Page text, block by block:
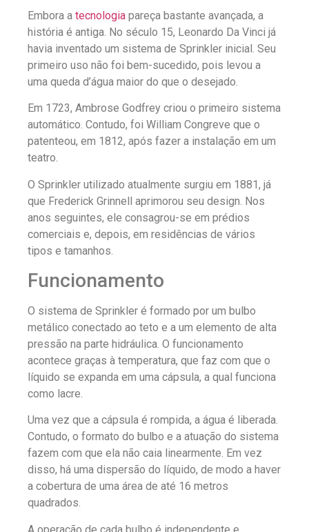
Embora a tecnologia pareça bastante avançada, a
história é antiga. No século 15, Leonardo Da Vinci já
havia inventado um sistema de Sprinkler inicial. Seu
primeiro uso não foi bem-sucedido, pois levou a
uma queda d’água maior do que o desejado.
Em 1723, Ambrose Godfrey criou o primeiro sistema
automático. Contudo, foi William Congreve que o
patenteou, em 1812, após fazer a instalação em um
teatro.
O Sprinkler utilizado atualmente surgiu em 1881, já
que Frederick Grinnell aprimorou seu design. Nos
anos seguintes, ele consagrou-se em prédios
comerciais e, depois, em residências de vários
tipos e tamanhos.
Funcionamento
O sistema de Sprinkler é formado por um bulbo
metálico conectado ao teto e a um elemento de alta
pressão na parte hidráulica. O funcionamento
acontece graças à temperatura, que faz com que o
líquido se expanda em uma cápsula, a qual funciona
como lacre.
Uma vez que a cápsula é rompida, a água é liberada.
Contudo, o formato do bulbo e a atuação do sistema
fazem com que ela não caia linearmente. Em vez
disso, há uma dispersão do líquido, de modo a haver
a cobertura de uma área de até 16 metros
quadrados.